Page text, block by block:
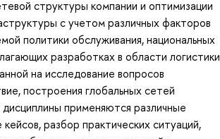
структуры компании и оптимизации
с учетом различных факторов
политики обслуживания, национальных
разработках в области логистики
на исследование вопросов
построения глобальных сетей
применяются различные
разбор практических ситуаций,